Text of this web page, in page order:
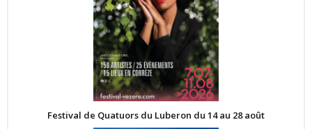
Festival de Quatuors du Luberon du 14 au 28 août